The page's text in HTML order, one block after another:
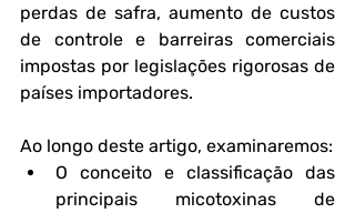
perdas de safra, aumento de custos
de controle e barreiras comerciais
impostas por legislações rigorosas de
países importadores.
Ao longo deste artigo, examinaremos:
O conceito e classificação das
principais micotoxinas de